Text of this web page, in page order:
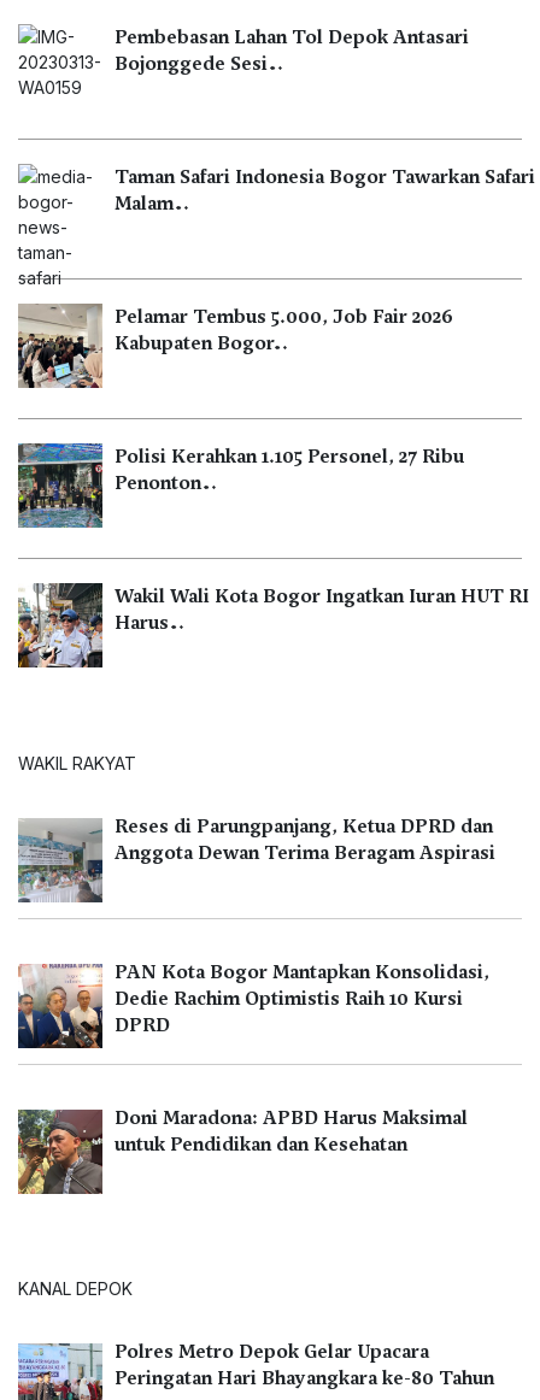
Pembebasan Lahan Tol Depok Antasari
Bojonggede Sesi…
Taman Safari Indonesia Bogor Tawarkan Safari
Malam…
Pelamar Tembus 5.000, Job Fair 2026
Kabupaten Bogor…
Polisi Kerahkan 1.105 Personel, 27 Ribu
Penonton…
Wakil Wali Kota Bogor Ingatkan Iuran HUT RI
Harus…
WAKIL RAKYAT
Reses di Parungpanjang, Ketua DPRD dan
Anggota Dewan Terima Beragam Aspirasi
PAN Kota Bogor Mantapkan Konsolidasi,
Dedie Rachim Optimistis Raih 10 Kursi
DPRD
Doni Maradona: APBD Harus Maksimal
untuk Pendidikan dan Kesehatan
KANAL DEPOK
Polres Metro Depok Gelar Upacara
Peringatan Hari Bhayangkara ke-80 Tahun